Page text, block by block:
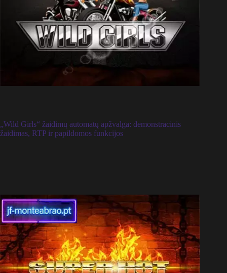
„Wild Girls“ žaidimų automatų apžvalga: demonstracinis
žaidimas, RTP ir papildomos funkcijos